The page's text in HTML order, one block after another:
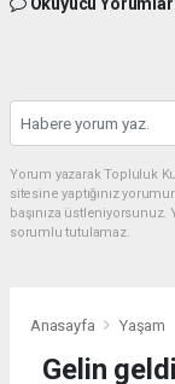
Okuyucu
Yorum yazarak Topluluk
sitesine yaptığınız
başınıza
sorumlu tutulamaz.
Anasayfa Yaşam
Gelin